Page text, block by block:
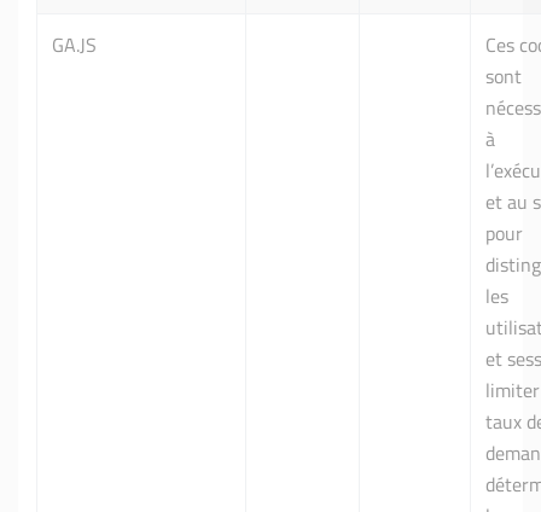
GA.JS
Ces
sont
à
et au
pour
les
et
taux